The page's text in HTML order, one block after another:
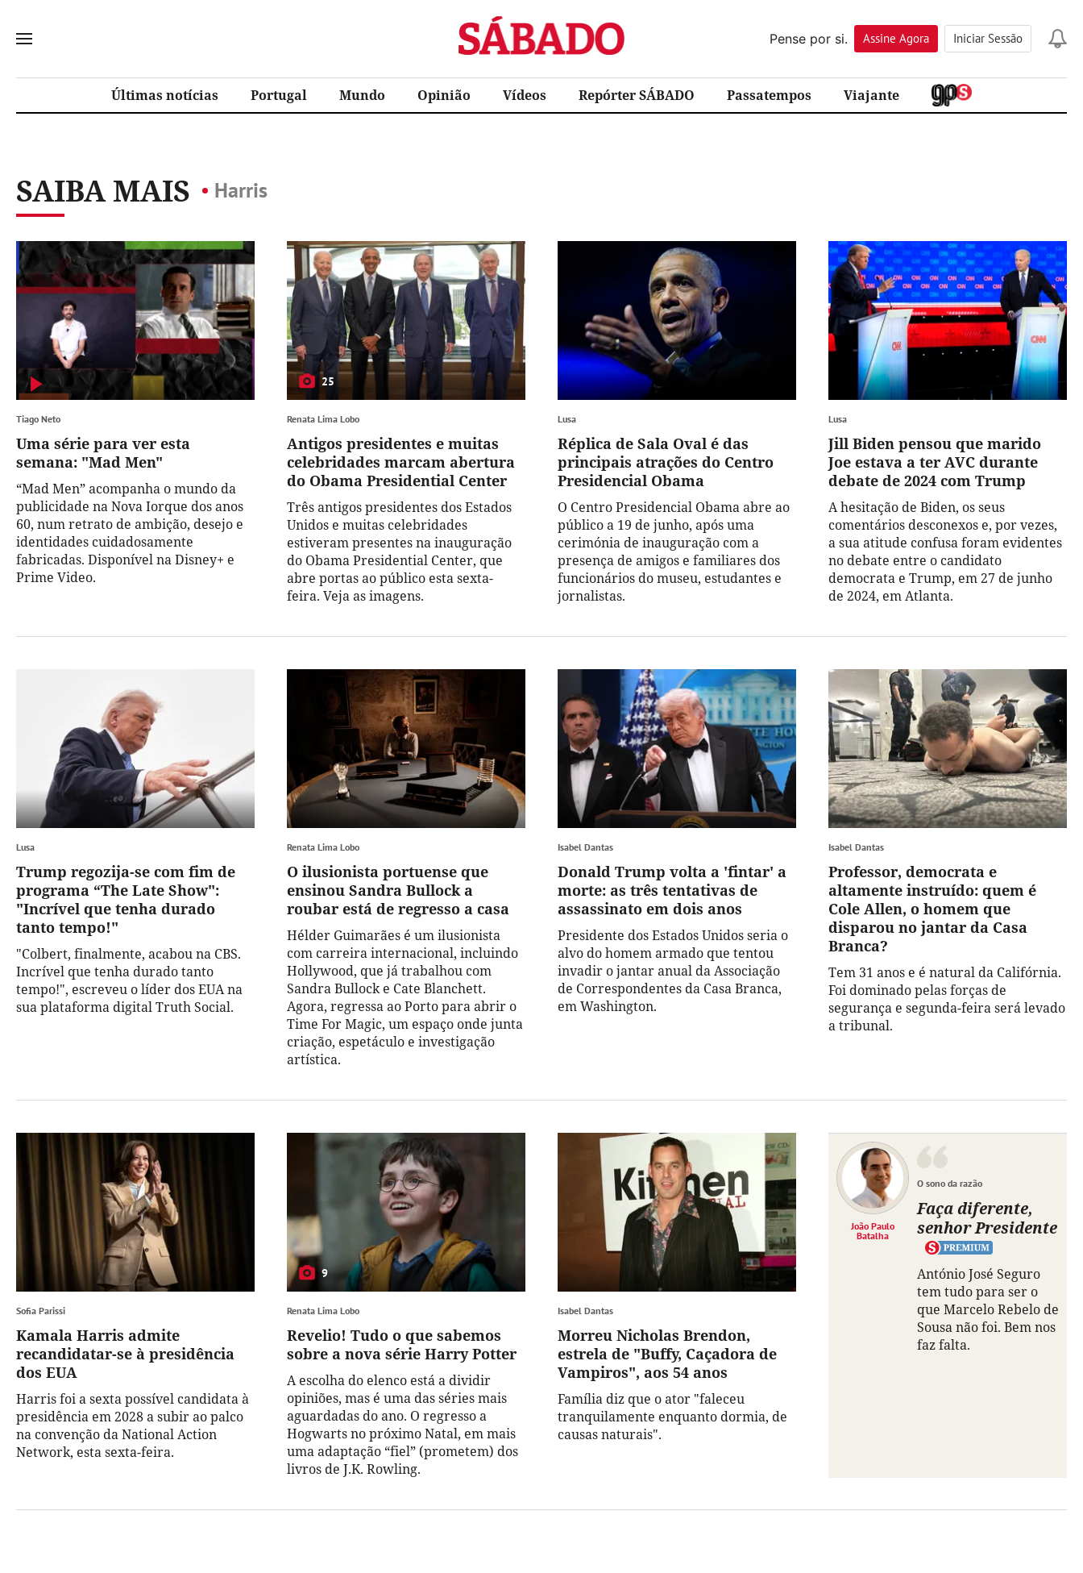
Sábado
Pense por si.
Assine Agora Iniciar Sessão
Últimas notícias Portugal Mundo Opinião Vídeos Repórter SÁBADO Passatempos Viajante
SAIBA MAIS Harris
Tiago Neto
Uma série para ver esta
semana: "Mad Men"
“Mad Men” acompanha o mundo da
publicidade na Nova Iorque dos anos
60, num retrato de ambição, desejo e
identidades cuidadosamente
fabricadas. Disponível na Disney+ e
Prime Video.
25
Renata Lima Lobo
Antigos presidentes e muitas
celebridades marcam abertura
do Obama Presidential Center
Três antigos presidentes dos Estados
Unidos e muitas celebridades
estiveram presentes na inauguração
do Obama Presidential Center, que
abre portas ao público esta sexta-
feira. Veja as imagens.
Lusa
Réplica de Sala Oval é das
principais atrações do Centro
Presidencial Obama
O Centro Presidencial Obama abre ao
público a 19 de junho, após uma
cerimónia de inauguração com a
presença de amigos e familiares dos
funcionários do museu, estudantes e
jornalistas.
Lusa
Jill Biden pensou que marido
Joe estava a ter AVC durante
debate de 2024 com Trump
A hesitação de Biden, os seus
comentários desconexos e, por vezes,
a sua atitude confusa foram evidentes
no debate entre o candidato
democrata e Trump, em 27 de junho
de 2024, em Atlanta.
Lusa
Trump regozija-se com fim de
programa “The Late Show":
"Incrível que tenha durado
tanto tempo!"
"Colbert, finalmente, acabou na CBS.
Incrível que tenha durado tanto
tempo!", escreveu o líder dos EUA na
sua plataforma digital Truth Social.
Renata Lima Lobo
O ilusionista portuense que
ensinou Sandra Bullock a
roubar está de regresso a casa
Hélder Guimarães é um ilusionista
com carreira internacional, incluindo
Hollywood, que já trabalhou com
Sandra Bullock e Cate Blanchett.
Agora, regressa ao Porto para abrir o
Time For Magic, um espaço onde junta
criação, espetáculo e investigação
artística.
Isabel Dantas
Donald Trump volta a 'fintar' a
morte: as três tentativas de
assassinato em dois anos
Presidente dos Estados Unidos seria o
alvo do homem armado que tentou
invadir o jantar anual da Associação
de Correspondentes da Casa Branca,
em Washington.
Isabel Dantas
Professor, democrata e
altamente instruído: quem é
Cole Allen, o homem que
disparou no jantar da Casa
Branca?
Tem 31 anos e é natural da Califórnia.
Foi dominado pelas forças de
segurança e segunda-feira será levado
a tribunal.
Sofia Parissi
Kamala Harris admite
recandidatar-se à presidência
dos EUA
Harris foi a sexta possível candidata à
presidência em 2028 a subir ao palco
na convenção da National Action
Network, esta sexta-feira.
9
Renata Lima Lobo
Revelio! Tudo o que sabemos
sobre a nova série Harry Potter
A escolha do elenco está a dividir
opiniões, mas é uma das séries mais
aguardadas do ano. O regresso a
Hogwarts no próximo Natal, em mais
uma adaptação “fiel” (prometem) dos
livros de J.K. Rowling.
Isabel Dantas
Morreu Nicholas Brendon,
estrela de "Buffy, Caçadora de
Vampiros", aos 54 anos
Família diz que o ator "faleceu
tranquilamente enquanto dormia, de
causas naturais".
João Paulo
Batalha
O sono da razão
Faça diferente,
senhor Presidente
António José Seguro
tem tudo para ser o
que Marcelo Rebelo de
Sousa não foi. Bem nos
faz falta.